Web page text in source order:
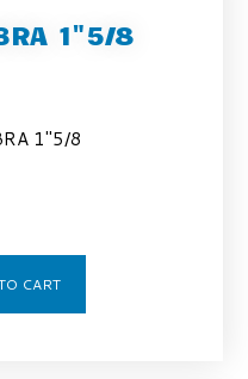
1"5/8
1″5/8
CART